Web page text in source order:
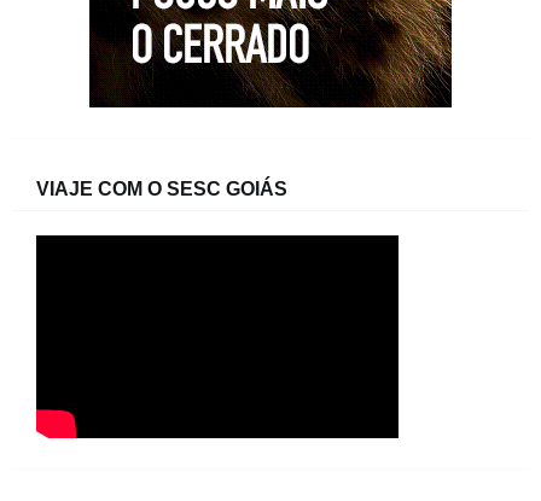
VIAJE COM O SESC GOIÁS